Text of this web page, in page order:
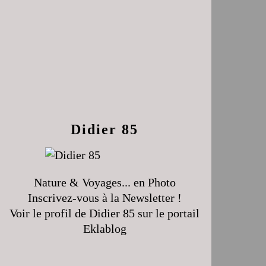
Didier 85
Nature & Voyages... en Photo
Inscrivez-vous à la Newsletter !
Voir le profil de Didier 85 sur le portail
Eklablog